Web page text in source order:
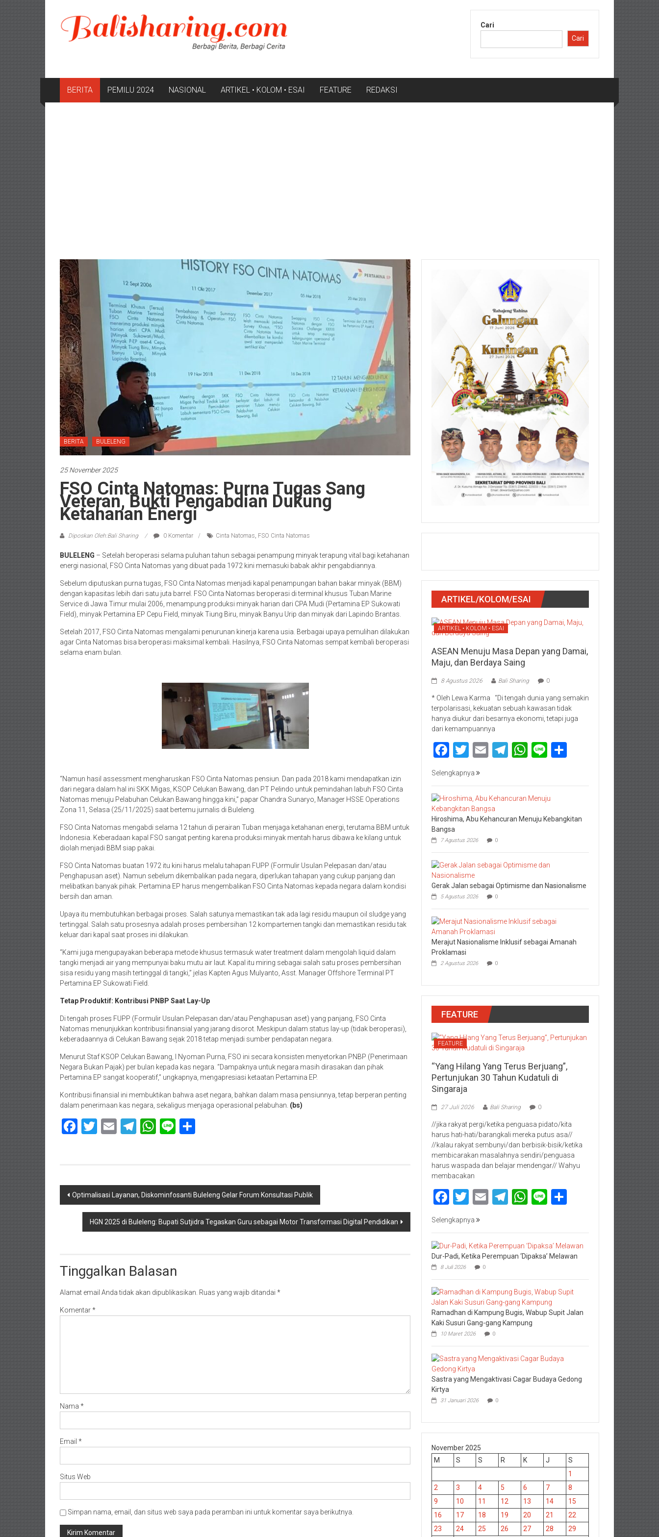
konten
Cari
Cari
BERITA PEMILU 2024 NASIONAL ARTIKEL • KOLOM • ESAI FEATURE REDAKSI
BERITA BULELENG
25 November 2025
FSO Cinta Natomas: Purna Tugas Sang
Veteran, Bukti Pengabdian Dukung
Ketahanan Energi
Diposkan Oleh:Bali Sharing 0 Komentar Cinta Natomas, FSO Cinta Natomas
BULELENG – Setelah beroperasi selama puluhan tahun sebagai penampung minyak terapung vital bagi ketahanan
energi nasional, FSO Cinta Natomas yang dibuat pada 1972 kini memasuki babak akhir pengabdiannya.
Sebelum diputuskan purna tugas, FSO Cinta Natomas menjadi kapal penampungan bahan bakar minyak (BBM)
dengan kapasitas lebih dari satu juta barrel. FSO Cinta Natomas beroperasi di terminal khusus Tuban Marine
Service di Jawa Timur mulai 2006, menampung produksi minyak harian dari CPA Mudi (Pertamina EP Sukowati
Field), minyak Pertamina EP Cepu Field, minyak Tiung Biru, minyak Banyu Urip dan minyak dari Lapindo Brantas.
Setelah 2017, FSO Cinta Natomas mengalami penurunan kinerja karena usia. Berbagai upaya pemulihan dilakukan
agar Cinta Natomas bisa beroperasi maksimal kembali. Hasilnya, FSO Cinta Natomas sempat kembali beroperasi
selama enam bulan.
“Namun hasil assessment mengharuskan FSO Cinta Natomas pensiun. Dan pada 2018 kami mendapatkan izin
dari negara dalam hal ini SKK Migas, KSOP Celukan Bawang, dan PT Pelindo untuk pemindahan labuh FSO Cinta
Natomas menuju Pelabuhan Celukan Bawang hingga kini,” papar Chandra Sunaryo, Manager HSSE Operations
Zona 11, Selasa (25/11/2025) saat bertemu jurnalis di Buleleng.
FSO Cinta Natomas mengabdi selama 12 tahun di perairan Tuban menjaga ketahanan energi, terutama BBM untuk
Indonesia. Keberadaan kapal FSO sangat penting karena produksi minyak mentah harus dibawa ke kilang untuk
diolah menjadi BBM siap pakai.
FSO Cinta Natomas buatan 1972 itu kini harus melalu tahapan FUPP (Formulir Usulan Pelepasan dan/atau
Penghapusan aset). Namun sebelum dikembalikan pada negara, diperlukan tahapan yang cukup panjang dan
melibatkan banyak pihak. Pertamina EP harus mengembalikan FSO Cinta Natomas kepada negara dalam kondisi
bersih dan aman.
Upaya itu membutuhkan berbagai proses. Salah satunya memastikan tak ada lagi residu maupun oil sludge yang
tertinggal. Salah satu prosesnya adalah proses pembersihan 12 kompartemen tangki dan memastikan residu tak
keluar dari kapal saat proses ini dilakukan.
“Kami juga mengupayakan beberapa metode khusus termasuk water treatment dalam mengolah liquid dalam
tangki menjadi air yang mempunyai baku mutu air laut. Kapal itu miring sebagai salah satu proses pembersihan
sisa residu yang masih tertinggal di tangki,” jelas Kapten Agus Mulyanto, Asst. Manager Offshore Terminal PT
Pertamina EP Sukowati Field.
Tetap Produktif: Kontribusi PNBP Saat Lay-Up
Di tengah proses FUPP (Formulir Usulan Pelepasan dan/atau Penghapusan aset) yang panjang, FSO Cinta
Natomas menunjukkan kontribusi finansial yang jarang disorot. Meskipun dalam status lay-up (tidak beroperasi),
keberadaannya di Celukan Bawang sejak 2018 tetap menjadi sumber pendapatan negara.
Menurut Staf KSOP Celukan Bawang, I Nyoman Purna, FSO ini secara konsisten menyetorkan PNBP (Penerimaan
Negara Bukan Pajak) per bulan kepada kas negara. “Dampaknya untuk negara masih dirasakan dan pihak
Pertamina EP sangat kooperatif,” ungkapnya, mengapresiasi ketaatan Pertamina EP.
Kontribusi finansial ini membuktikan bahwa aset negara, bahkan dalam masa pensiunnya, tetap berperan penting
dalam penerimaan kas negara, sekaligus menjaga operasional pelabuhan. (bs)
Facebook
Twitter
EmailTelegram
WhatsApp
Line
Navigasi
Optimalisasi Layanan, Diskominfosanti Buleleng Gelar Forum Konsultasi Publik
HGN 2025 di Buleleng: Bupati Sutjidra Tegaskan Guru sebagai Motor Transformasi Digital Pendidikan
Tinggalkan Balasan
Alamat email Anda tidak akan dipublikasikan. Ruas yang wajib ditandai *
Komentar*
Nama *
Email *
Situs Web
Simpan nama, email, dan situs web saya pada peramban ini untuk komentar saya berikutnya.
ARTIKEL/KOLOM/ESAI
ARTIKEL • KOLOM • ESAI
ASEAN Menuju Masa Depan yang Damai,
Maju, dan Berdaya Saing
8 Agustus 2026 Bali Sharing 0
* Oleh Lewa Karma “Di tengah dunia yang semakin
terpolarisasi, kekuatan sebuah kawasan tidak
hanya diukur dari besarnya ekonomi, tetapi juga
dari kemampuannya
Facebook
Twitter
EmailTelegram
WhatsApp
Line
Selengkapnya
Hiroshima, Abu Kehancuran Menuju Kebangkitan
Bangsa
7 Agustus 2026 0
Gerak Jalan sebagai Optimisme dan Nasionalisme
5 Agustus 2026 0
Merajut Nasionalisme Inklusif sebagai Amanah
Proklamasi
2 Agustus 2026 0
FEATURE
FEATURE
“Yang Hilang Yang Terus Berjuang”,
Pertunjukan 30 Tahun Kudatuli di
Singaraja
27 Juli 2026 Bali Sharing 0
//jika rakyat pergi/ketika penguasa pidato/kita
harus hati-hati/barangkali mereka putus asa//
//kalau rakyat sembunyi/dan berbisik-bisik/ketika
membicarakan masalahnya sendiri/penguasa
harus waspada dan belajar mendengar// Wahyu
membacakan
Facebook
Twitter
EmailTelegram
WhatsApp
Line
Selengkapnya
Dur-Padi, Ketika Perempuan ‘Dipaksa’ Melawan
8 Juli 2026 0
Ramadhan di Kampung Bugis, Wabup Supit Jalan
Kaki Susuri Gang-gang Kampung
10 Maret 2026 0
Sastra yang Mengaktivasi Cagar Budaya Gedong
Kirtya
31 Januari 2026 0
November 2025
M
S S R K J
S
1
2
3 4 5 6 7
8
9
10 11 12 13 14
15
16
17 18 19 20 21
22
23
24 25 26 27 28 29